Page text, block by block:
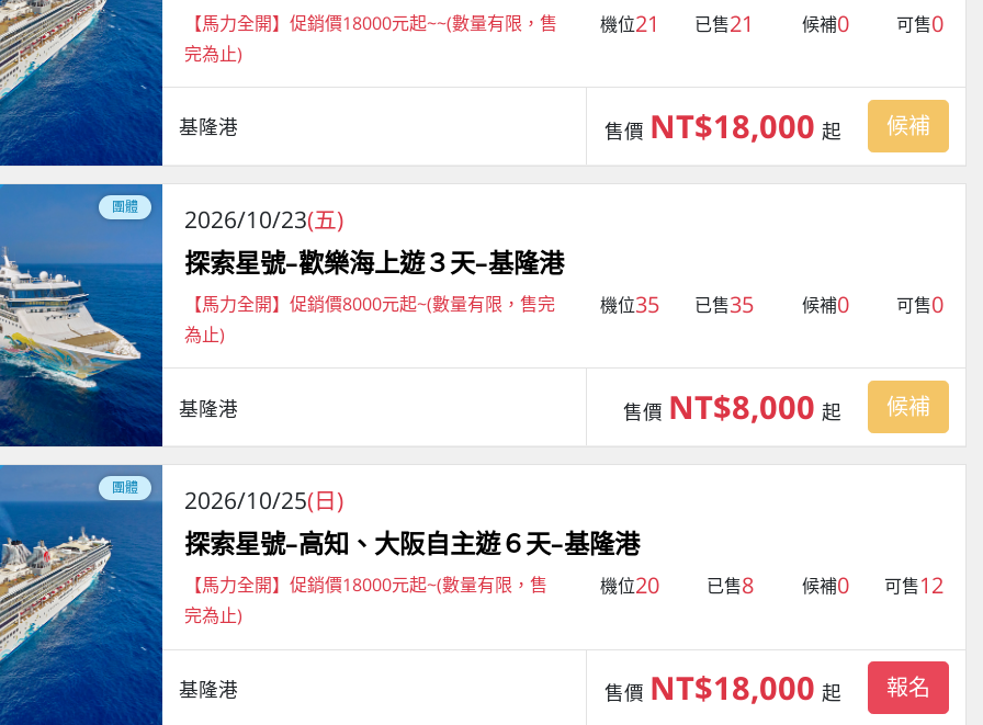
【馬力全開】促銷價18000元起~~(數量有限，售
完為止)
機位21 已售21 候補0 可售0
基隆港 售價 NT$18,000 起 候補
團體 2026/10/23(五)
探索星號–歡樂海上遊３天–基隆港
【馬力全開】促銷價8000元起~(數量有限，售完
為止)
機位35 已售35 候補0 可售0
基隆港 售價 NT$8,000 起 候補
團體 2026/10/25(日)
探索星號–高知、大阪自主遊６天–基隆港
【馬力全開】促銷價18000元起~(數量有限，售
完為止)
機位20 已售8 候補0 可售12
基隆港 售價 NT$18,000 起 報名